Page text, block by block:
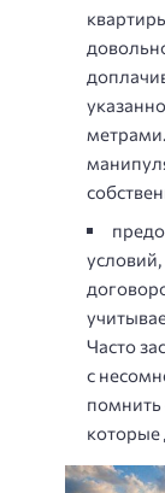
Часто
с
помнить
которые